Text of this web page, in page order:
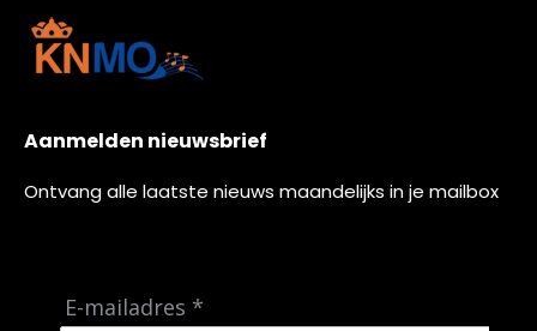
Aanmelden nieuwsbrief
Ontvang alle laatste nieuws maandelijks in je mailbox
E-mailadres *